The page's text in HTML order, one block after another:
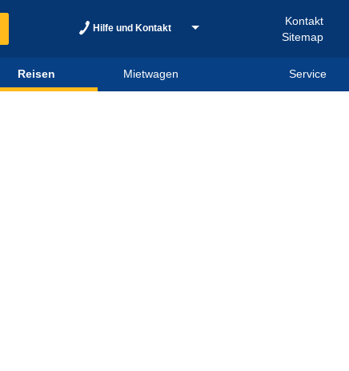
Hilfe und Kontakt
Kontakt
Sitemap
Reisen Mietwagen Service